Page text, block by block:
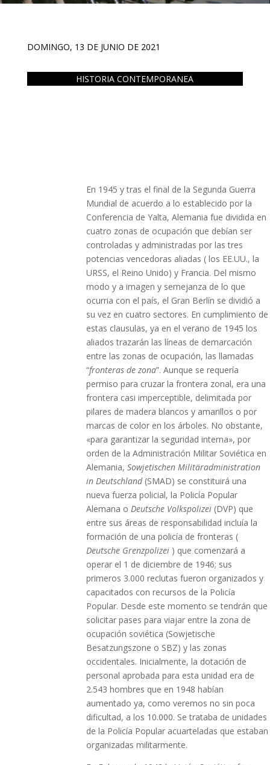
DOMINGO, 13 DE JUNIO DE 2021
HISTORIA CONTEMPORANEA
En 1945 y tras el final de la Segunda Guerra
Mundial de acuerdo a lo establecido por la
Conferencia de Yalta, Alemania fue dividida en
cuatro zonas de ocupación que debían ser
controladas y administradas por las tres
potencias vencedoras aliadas ( los EE.UU., la
URSS, el Reino Unido) y Francia. Del mismo
modo y a imagen y semejanza de lo que
ocurria con el país, el Gran Berlín se dividió a
su vez en cuatro sectores. En cumplimiento de
estas clausulas, ya en el verano de 1945 los
aliados trazarán las líneas de demarcación
entre las zonas de ocupación, las llamadas
“fronteras de zona”. Aunque se requería
permiso para cruzar la frontera zonal, era una
frontera casi imperceptible, delimitada por
pilares de madera blancos y amarillos o por
marcas de color en los árboles. No obstante,
«para garantizar la seguridad interna», por
orden de la Administración Militar Soviética en
Alemania,Sowjetischen Militäradministration
in Deutschland(SMAD) se constituirá una
nueva fuerza policial, la Policía Popular
Alemana oDeutsche Volkspolizei (DVP) que
entre sus áreas de responsabilidad incluía la
formación de una policía de fronteras (
Deutsche Grenzpolizei ) que comenzará a
operar el 1 de diciembre de 1946; sus
primeros 3.000 reclutas fueron organizados y
capacitados con recursos de la Policía
Popular. Desde este momento se tendrán que
solicitar pases para viajar entre la zona de
ocupación soviética (Sowjetische
Besatzungszone o SBZ) y las zonas
occidentales. Inicialmente, la dotación de
personal aprobada para esta unidad era de
2.543 hombres que en 1948 habían
aumentado ya, como veremos no sin poca
dificultad, a los 10.000. Se trataba de unidades
de la Policía Popular acuarteladas que estaban
organizadas militarmente.